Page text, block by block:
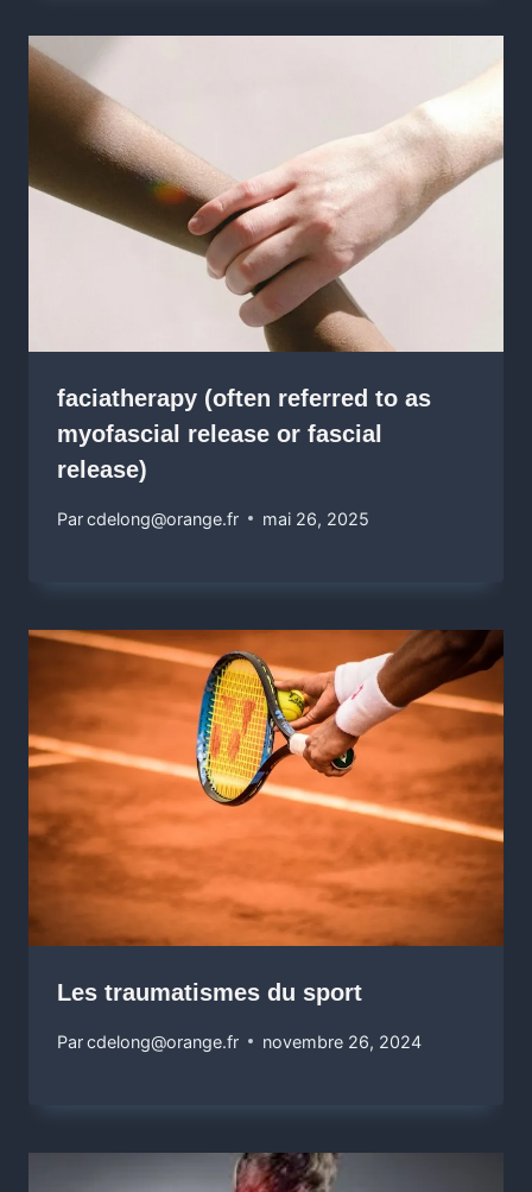
faciatherapy (often referred to as
myofascial release or fascial
release)
Parcdelong@orange.fr mai 26, 2025
Les traumatismes du sport
Parcdelong@orange.fr novembre 26, 2024